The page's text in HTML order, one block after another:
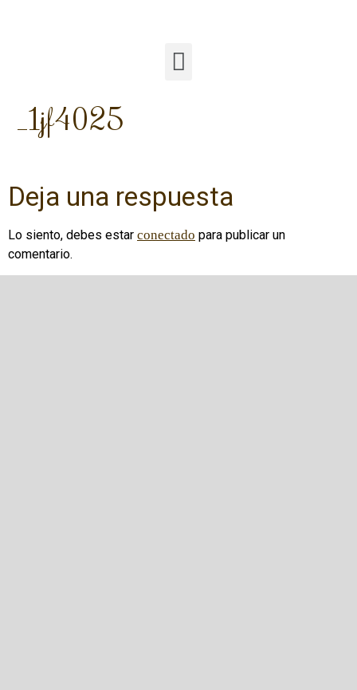
_1jf4025
Deja una respuesta
Lo siento, debes estar conectado para publicar un
comentario.